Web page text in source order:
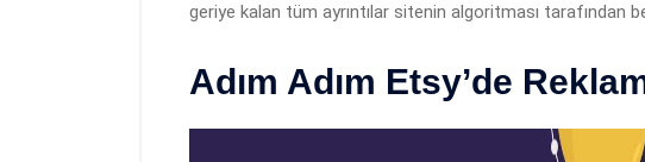
geriye kalan tüm ayrıntılar sitenin algoritması tarafından
Adım Adım Etsy’de